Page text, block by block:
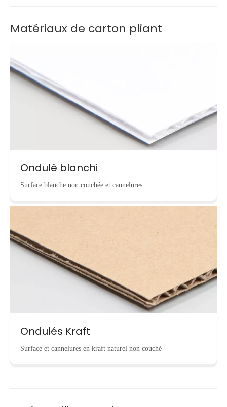
Matériaux de carton pliant
Ondulé blanchi
Surface blanche non couchée et cannelures
Ondulés Kraft
Surface et cannelures en kraft naturel non couché